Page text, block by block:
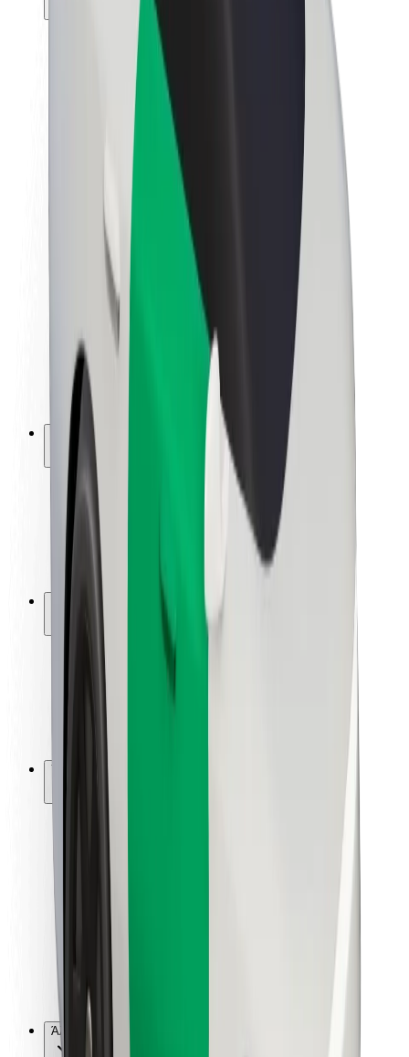
Θέσεις εργασίας
Σχετικά με τη Bolt
Βιωσιμότητα στη Bolt
Project Zero
Κέντρο Τύπου
Κατευθυντήριες γραμμές Brand
Αποστολή
Σχέσεις με Επενδυτές
Ηγεσία
Μάρκα
Μέσα ενημέρωσης
Urban Fund
Ασφάλεια
Ασφάλεια επιβάτη
Ασφάλεια οδηγών
Ασφάλεια σκούτερ
Εργαστήριο ασφάλειας
Πόλεις
Τοποθεσίες
Λύσεις για την πόλη
Αεροδρόμια
Bolt Αποβάθρες Φόρτισης
Υποστήριξη
Για επιβάτες
Για τους οδηγούς
Για μεταφορείς
Bolt Food
Για ιδιοκτήτες στόλου οχημάτων
Για εστιατόρια
Bolt for Business
Άλλο